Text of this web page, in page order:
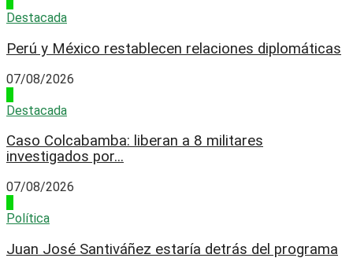
Destacada
Perú y México restablecen relaciones diplomáticas
07/08/2026
Destacada
Caso Colcabamba: liberan a 8 militares
investigados por...
07/08/2026
Política
Juan José Santiváñez estaría detrás del programa